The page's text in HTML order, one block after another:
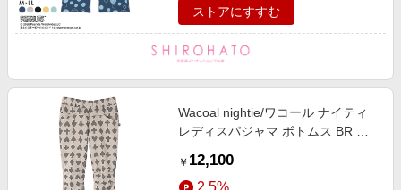
ビジネス・その他サービス
ストアにすすむ
Wacoal nightie/ワコール ナイティ
レディスパジャマ ボトムス BR ル
￥ 12,100
2.5%